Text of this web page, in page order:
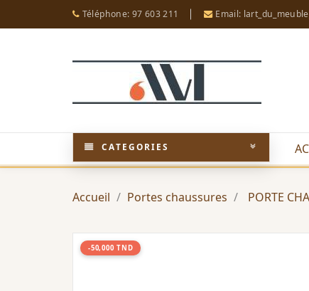
Téléphone: 97 603 211 Email:
CATEGORIES
Accueil Portes chaussures PORTE
-50,000 TND